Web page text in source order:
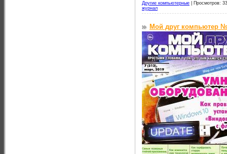
Другие компьютерные
Просмотров:
журнал
Мой друг компьютер